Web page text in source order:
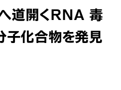
道開くRNA 毒
子化合物を発見